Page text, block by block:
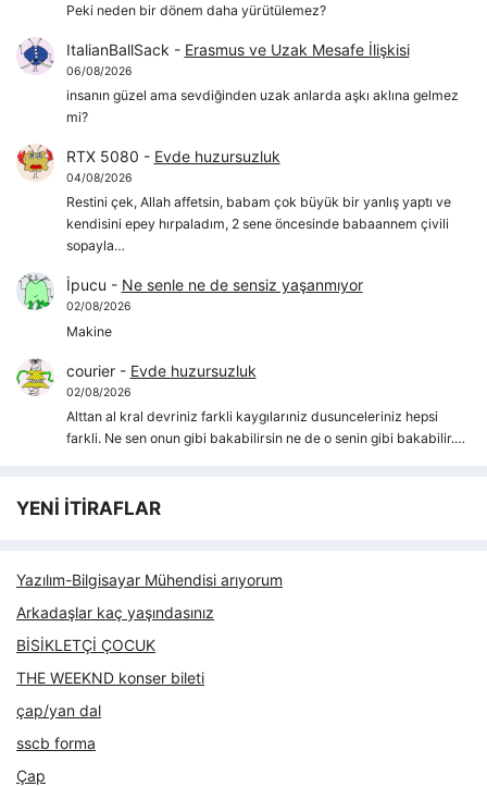
Peki neden bir dönem daha yürütülemez?
ItalianBallSack - Erasmus ve Uzak Mesafe İlişkisi
06/08/2026
insanın güzel ama sevdiğinden uzak anlarda aşkı aklına gelmez
mi?
RTX 5080 - Evde huzursuzluk
04/08/2026
Restini çek, Allah affetsin, babam çok büyük bir yanlış yaptı ve
kendisini epey hırpaladım, 2 sene öncesinde babaannem çivili
sopayla…
İpucu - Ne senle ne de sensiz yaşanmıyor
02/08/2026
Makine
courier- Evde huzursuzluk
02/08/2026
Alttan al kral devriniz farkli kaygılarıniz dusunceleriniz hepsi
farkli. Ne sen onun gibi bakabilirsin ne de o senin gibi bakabilir.…
YENİ İTİRAFLAR
Yazılım-Bilgisayar Mühendisi arıyorum
Arkadaşlar kaç yaşındasınız
BİSİKLETÇİ ÇOCUK
THE WEEKND konser bileti
çap/yan dal
sscb forma
Çap